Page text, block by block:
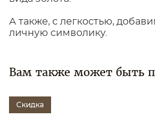
А также, с легкостью,
личную символику.
Вам также может быть
Скидка